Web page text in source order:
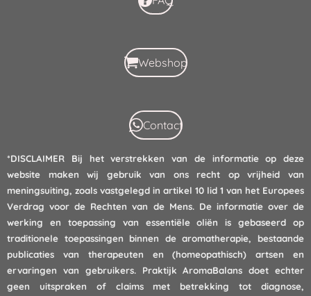
Webshop
Contact
*DISCLAIMER
Bij het verstrekken van de informatie op deze
website maken wij gebruik van ons recht op vrijheid van
meningsuiting, zoals vastgelegd in artikel 10 lid 1 van het Europees
Verdrag voor de Rechten van de Mens. De informatie over de
werking en toepassing van essentiële oliën is gebaseerd op
traditionele toepassingen binnen de aromatherapie, bestaande
publicaties van therapeuten en (homeopathisch) artsen en
ervaringen van gebruikers. Praktijk AromaBalans doet echter
geen uitspraken of claims met betrekking tot diagnose,